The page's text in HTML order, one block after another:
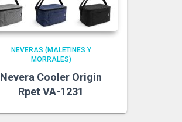
NEVERAS (MALETINES Y
MORRALES)
Nevera Cooler Origin
Rpet VA-1231